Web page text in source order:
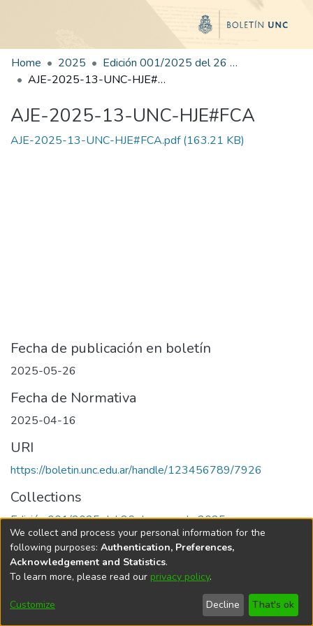
Home 2025
Edición 001/2025 del 26 de mayo de 2025
AJE-2025-13-UNC-HJE#FCA
AJE-2025-13-UNC-HJE#FCA
AJE-2025-13-UNC-HJE#FCA.pdf(163.21 KB)
Fecha de publicación en boletín
2025-05-26
Fecha de Normativa
2025-04-16
URI
https://boletin.unc.edu.ar/handle/123456789/7926
Collections
Edición 001/2025 del 26 de mayo de 2025
Universidad Nacional de Córdoba
We collect and process your personal information for the
following purposes: Authentication, Preferences,
Acknowledgement and Statistics.
To learn more, please read our privacy policy.
Customize Decline That's ok